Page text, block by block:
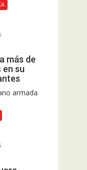
más de
en su
armada